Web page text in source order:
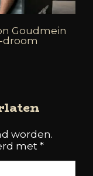
Goudmein
droom
worden.
met *